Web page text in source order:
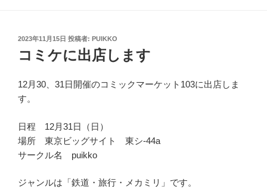
投
日:
2023年11月15日 投稿者: PUIKKO
コミケに出店します
12月30、31日開催のコミックマーケット103に出店しま
す。
日程 12月31日（日）
場所 東京ビッグサイト 東シ-44a
サークル名 puikko
ジャンルは「鉄道・旅行・メカミリ」です。